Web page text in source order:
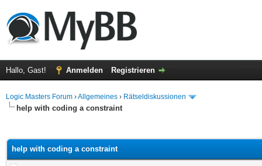
Hallo, Gast! Anmelden Registrieren
Logic Masters Forum ›Allgemeines › Rätseldiskussionen
help with coding a constraint
help with coding a constraint